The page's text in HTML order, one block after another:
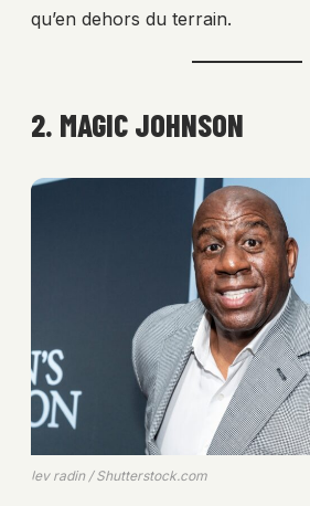
qu’en dehors du terrain.
2. MAGIC JOHNSON
lev radin / Shutterstock.com